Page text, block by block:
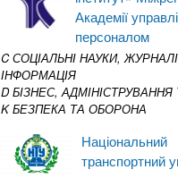
Академії
персоналом
C СОЦІАЛЬНІ НАУКИ,
ІНФОРМАЦІЯ
D БІЗНЕС,
K БЕЗПЕКА ТА ОБОРОНА
Національний
транспортний